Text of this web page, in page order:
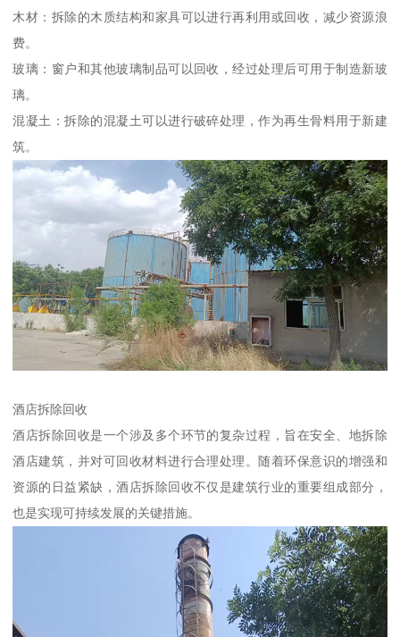
木材：拆除的木质结构和家具可以进行再利用或回收，减少资源浪
费。
玻璃：窗户和其他玻璃制品可以回收，经过处理后可用于制造新玻
璃。
混凝土：拆除的混凝土可以进行破碎处理，作为再生骨料用于新建
筑。
酒店拆除回收
酒店拆除回收是一个涉及多个环节的复杂过程，旨在安全、地拆除
酒店建筑，并对可回收材料进行合理处理。随着环保意识的增强和
资源的日益紧缺，酒店拆除回收不仅是建筑行业的重要组成部分，
也是实现可持续发展的关键措施。